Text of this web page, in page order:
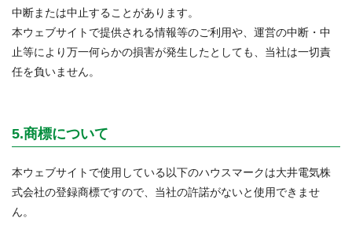
中断または中止することがあります。
本ウェブサイトで提供される情報等のご利用や、運営の中断・中
止等により万一何らかの損害が発生したとしても、当社は一切責
任を負いません。
5.商標について
本ウェブサイトで使用している以下のハウスマークは大井電気株
式会社の登録商標ですので、当社の許諾がないと使用できませ
ん。